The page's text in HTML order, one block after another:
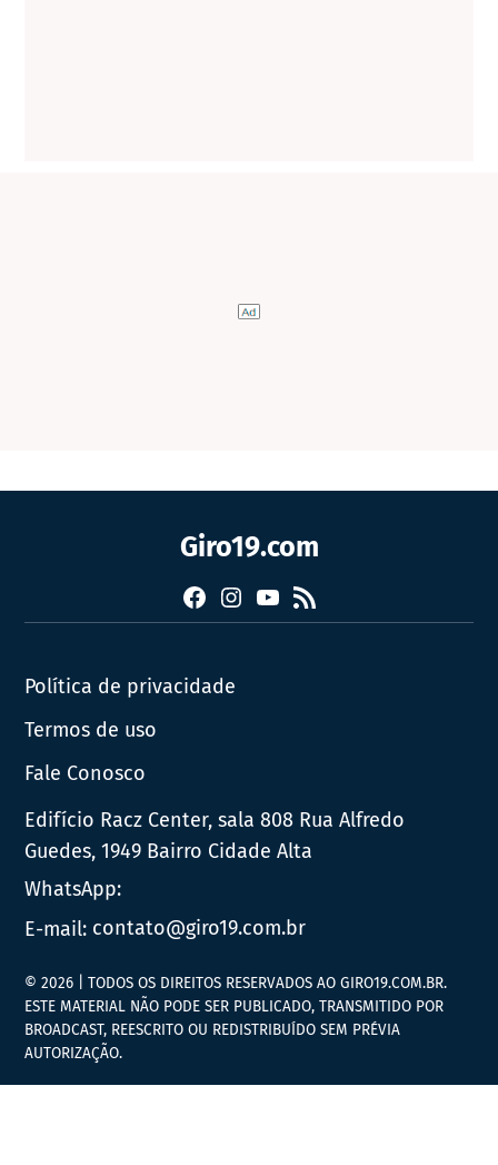
Giro19.com
FacebookInstagram
YouTube
RSS
Política de privacidade
Termos de uso
Fale Conosco
Edifício Racz Center, sala 808 Rua Alfredo
Guedes, 1949 Bairro Cidade Alta
WhatsApp:
E-mail: contato@giro19.com.br
© 2026 | TODOS OS DIREITOS RESERVADOS AO GIRO19.COM.BR.
ESTE MATERIAL NÃO PODE SER PUBLICADO, TRANSMITIDO POR
BROADCAST, REESCRITO OU REDISTRIBUÍDO SEM PRÉVIA
AUTORIZAÇÃO.